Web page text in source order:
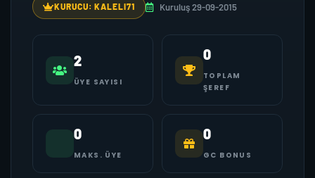
KURUCU: KALELI71 Kuruluş 29-09-2015
2
ÜYE SAYISI
0
TOPLAM
ŞEREF
0
MAKS. ÜYE
0
GC BONUS